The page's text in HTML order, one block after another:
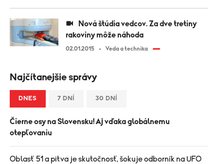
rakoviny môže náhoda
02.01.2015 Veda a technika
Najčítanejšie správy
DNES 7 DNÍ 30 DNÍ
Čierne osy na Slovensku! Aj vďaka globálnemu
otepľovaniu
Oblasť 51 a pitva je skutočnosť, šokuje odborník na UFO